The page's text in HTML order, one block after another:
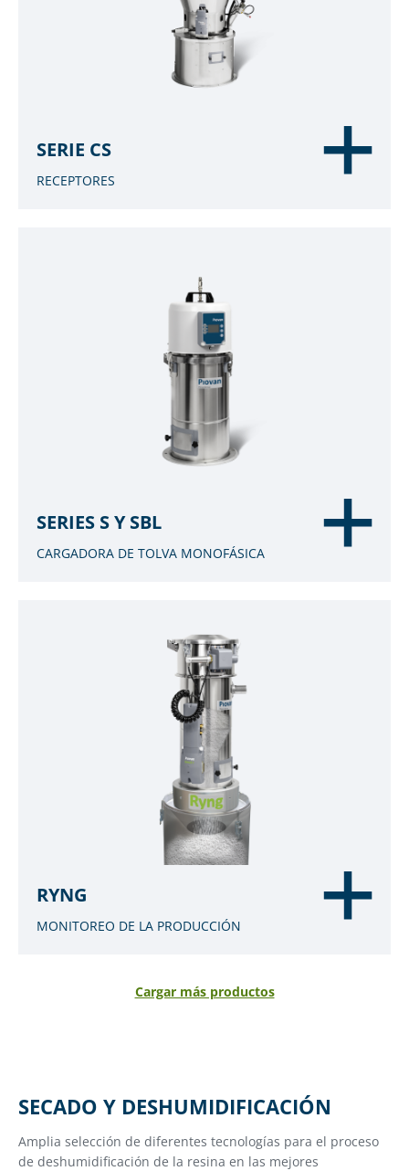
SERIE CS
RECEPTORES
SERIES S Y SBL
CARGADORA DE TOLVA MONOFÁSICA
RYNG
MONITOREO DE LA PRODUCCIÓN
Cargar más productos
SECADO Y DESHUMIDIFICACIÓN
Amplia selección de diferentes tecnologías para el proceso
de deshumidificación de la resina en las mejores